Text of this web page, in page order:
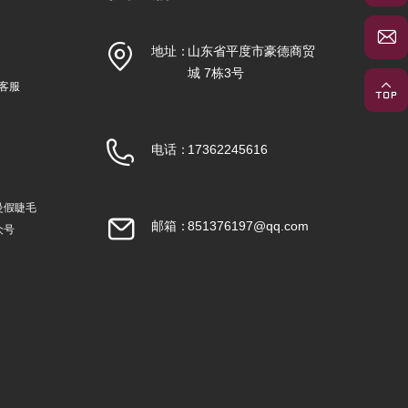
服
假睫毛
号
地址：山东省平度市豪德商贸
城 7栋3号
电话：17362245616
邮箱：851376197@qq.com